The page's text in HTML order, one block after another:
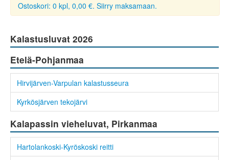
Ostoskori: 0 kpl, 0,00 €. Siirry maksamaan.
Kalastusluvat 2026
Etelä-Pohjanmaa
Hirvijärven-Varpulan kalastusseura
Kyrkösjärven tekojärvi
Kalapassin vieheluvat, Pirkanmaa
Hartolankoski-Kyröskoski reitti